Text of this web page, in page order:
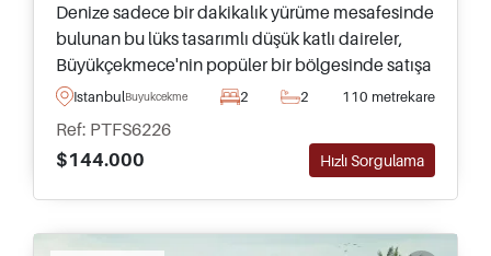
Denize sadece bir dakikalık yürüme mesafesinde
bulunan bu lüks tasarımlı düşük katlı daireler,
Büyükçekmece'nin popüler bir bölgesinde satışa
sunulmakta olup, Türk Vatandaşlığı Yatırım
Başvuruları için uygundur.
IstanbulBuyukcekmece 2 2 110 metrekare
Ref: PTFS6226
$144.000
Hızlı Sorgulama